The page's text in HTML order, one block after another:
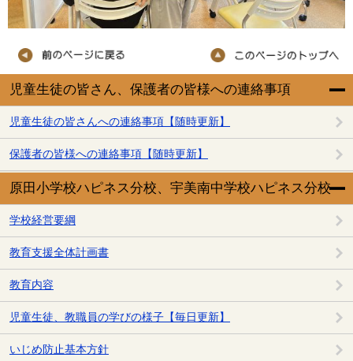
児童生徒の皆さん、保護者の皆様への連絡事項
児童生徒の皆さんへの連絡事項【随時更新】
保護者の皆様への連絡事項【随時更新】
原田小学校ハピネス分校、宇美南中学校ハピネス分校
学校経営要綱
教育支援全体計画書
教育内容
児童生徒、教職員の学びの様子【毎日更新】
いじめ防止基本方針